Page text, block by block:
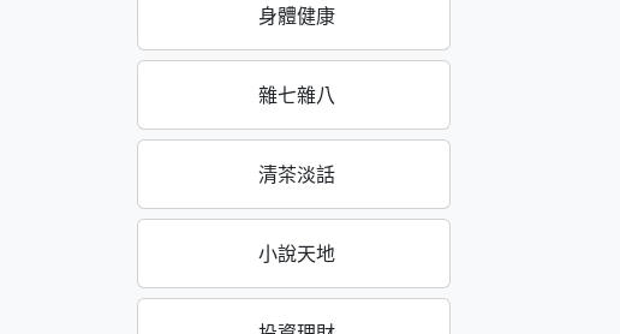
身體健康
雜七雜八
清茶淡話
小說天地